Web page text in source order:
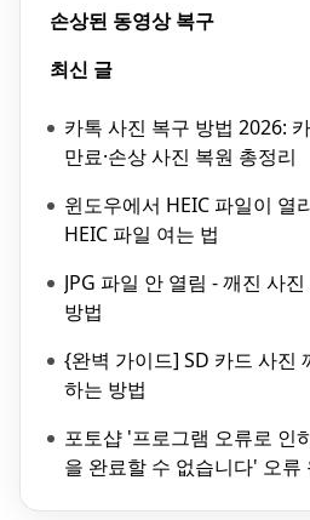
손상된 동영상 복구
최신 글
카톡 사진 복구 방법 2026:
만료·손상 사진 복원 총정리
윈도우에서 HEIC 파일이 열
HEIC 파일 여는 법
JPG 파일 안 열림 - 깨진 사진 복구하는 11가지
방법
{완벽 가이드] SD 카드 사진
하는 방법
포토샵 '프로그램 오류로 인
을 완료할 수 없습니다' 오류